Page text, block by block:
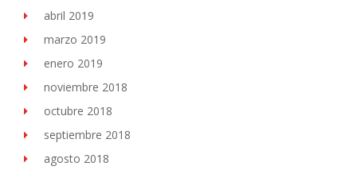
abril 2019
marzo 2019
enero 2019
noviembre 2018
octubre 2018
septiembre 2018
agosto 2018